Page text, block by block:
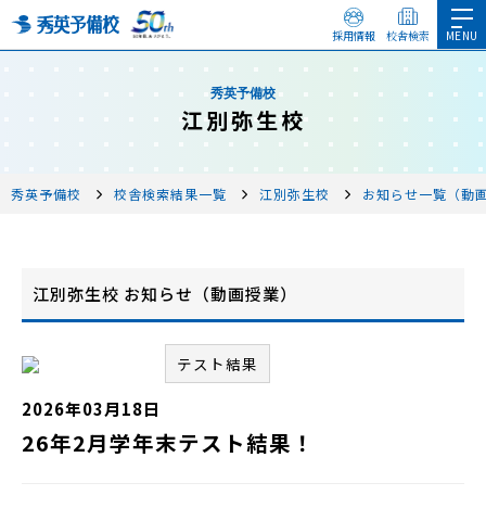
採用情報 校舎検索
秀英予備校
江別弥生校
秀英予備校 校舎検索結果一覧 江別弥生校 お知らせ一覧（動
江別弥生校 お知らせ（動画授業）
テスト結果
2026年03月18日
26年2月学年末テスト結果！